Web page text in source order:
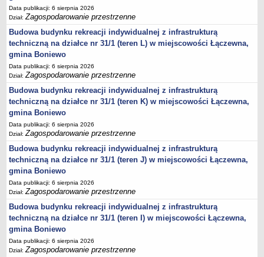
Lista lokalnych liderów
Podmioty uprawnione do świadczenia usług integracji społecznej
Podmioty realizujące usługi integracji społecznej w 2009
Wykaz usług społecznych
Plan utrwalania rezultatów
FUNDUSZ WSPARCIA
MIENIE KOMUNALNE
2006
2007
2008
2010
2009
POMOC PUBLICZNA
PUBLICZNIE DOSTĘPNY WYKAZ DANYCH ZAWIERAJĄCYCH INFORMACJE O
ŚRODOWISKU I JEGO OCHRONIE
Pliki do pobrania
Udostepnianie informacji o środowisku
Informacja o wykazie
Data publikacji: 6 sierpnia 2026
Dział:Zagospodarowanie przestrzenne
Budowa budynku rekreacji indywidualnej z infrastrukturą
techniczną na działce nr 31/1 (teren L) w miejscowości Łączewna,
gmina Boniewo
Data publikacji: 6 sierpnia 2026
Dział:Zagospodarowanie przestrzenne
Budowa budynku rekreacji indywidualnej z infrastrukturą
techniczną na działce nr 31/1 (teren K) w miejscowości Łączewna,
gmina Boniewo
Data publikacji: 6 sierpnia 2026
Dział:Zagospodarowanie przestrzenne
Budowa budynku rekreacji indywidualnej z infrastrukturą
techniczną na działce nr 31/1 (teren J) w miejscowości Łączewna,
gmina Boniewo
Data publikacji: 6 sierpnia 2026
Dział:Zagospodarowanie przestrzenne
Budowa budynku rekreacji indywidualnej z infrastrukturą
techniczną na działce nr 31/1 (teren I) w miejscowości Łączewna,
gmina Boniewo
Data publikacji: 6 sierpnia 2026
Dział:Zagospodarowanie przestrzenne